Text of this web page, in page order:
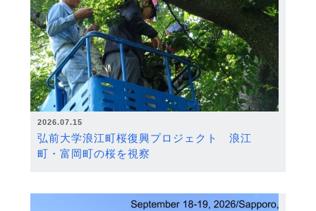
2026.07.15
弘前大学浪江町桜復興プロジェクト 浪江
町・富岡町の桜を視察